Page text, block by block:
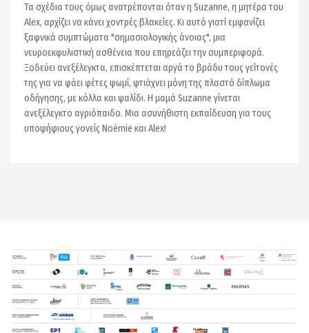
Τα σχέδια τους όμως ανατρέπονται όταν η Suzanne, η μητέρα του
Alex, αρχίζει να κάνει χοντρές βλακείες. Κι αυτό γιατί εμφανίζει
ξαφνικά συμπτώματα "σημασιολογικής άνοιας", μια
νευροεκφυλιστική ασθένεια που επηρεάζει την συμπεριφορά.
Ξοδεύει ανεξέλεγκτα, επισκέπτεται αργά το βράδυ τους γείτονές
της για να φάει φέτες ψωμί, φτιάχνει μόνη της πλαστό δίπλωμα
οδήγησης, με κόλλα και ψαλίδι. Η μαμά Suzanne γίνεται
ανεξέλεγκτο αγριόπαιδο. Μια ασυνήθιστη εκπαίδευση για τους
υποψήφιους γονείς Noémie και Alex!